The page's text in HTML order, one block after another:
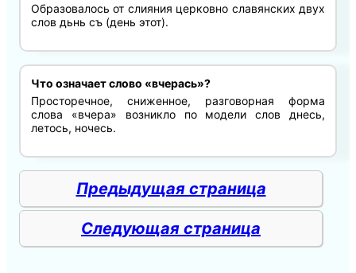
Образовалось от слияния церковно славянских двух
слов дьнь съ (день этот).
Что означает слово «вчерась»?
Просторечное, сниженное, разговорная форма
слова «вчера» возникло по модели слов днесь,
летось, ночесь.
Предыдущая страница
Следующая страница